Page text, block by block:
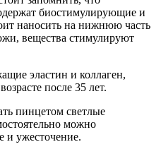
биостимулирующие и
наносить на нижнюю часть
вещества стимулируют
эластин и коллаген,
после 35 лет.
пинцетом светлые
можно
и ужесточение.